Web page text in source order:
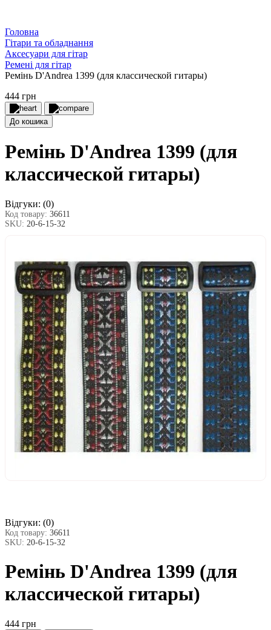
Головна
Гітари та обладнання
Аксесуари для гітар
Ремені для гітар
Ремінь D'Andrea 1399 (для классической гитары)
444 грн
До кошика
Ремінь D'Andrea 1399 (для
классической гитары)
Відгуки: (0)
Код товару: 36611
SKU: 20-6-15-32
Відгуки: (0)
Код товару: 36611
SKU: 20-6-15-32
Ремінь D'Andrea 1399 (для
классической гитары)
444 грн